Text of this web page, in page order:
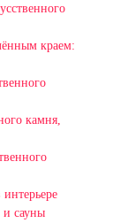
краем:
камня,
и сауны